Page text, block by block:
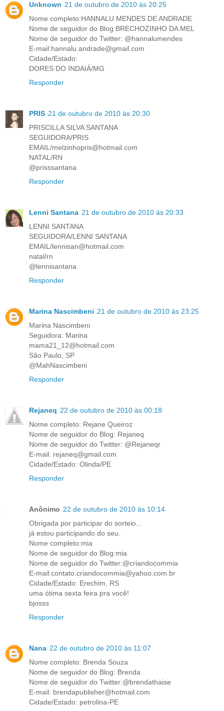
Unknown 21 de outubro de 2010 às 20:25
Nome completo:HANNALU MENDES DE ANDRADE
Nome de seguidor do Blog:BRECHOZINHO DA MEL
Nome de seguidor do Twitter: @hannalumendes
E-mail:hannalu.andrade@gmail.com
Cidade/Estado:
DORES DO INDAIÁ/MG
Responder
PRIS 21 de outubro de 2010 às 20:30
PRISCILLA SILVA SANTANA
SEGUIDORA/PRIS
EMAIL/melzinhopris@hotmail.com
NATAL/RN
@prisssantana
Responder
Lenni Santana 21 de outubro de 2010 às 20:33
LENNI SANTANA
SEGUIDORA/LENNI SANTANA
EMAIL/lennisan@hotmail.com
natal/rn
@lennisantana
Responder
Marina Nascimbeni 21 de outubro de 2010 às 23:25
Marina Nascimbeni
Seguidora: Marina
mama21_12@hotmail.com
São Paulo, SP
@MahNascimbeni
Responder
Rejaneq 22 de outubro de 2010 às 00:18
Nome completo: Rejane Queiroz
Nome de seguidor do Blog: Rejaneq
Nome de seguidor do Twitter: @Rejaneqr
E-mail: rejaneq@gmail.com
Cidade/Estado: Olinda/PE
Responder
Anônimo 22 de outubro de 2010 às 10:14
Obrigada por participar do sorteio...
já estou participando do seu.
Nome completo:mia
Nome de seguidor do Blog:mia
Nome de seguidor do Twitter:@criandocommia
E-mail:contato.criandocommia@yahoo.com.br
Cidade/Estado: Erechim, RS
uma ótima sexta feira pra você!
bjosss
Responder
Nana 22 de outubro de 2010 às 11:07
Nome completo: Brenda Souza
Nome de seguidor do Blog: Brenda
Nome de seguidor do Twitter:@brendathaise
E-mail: brendapublisher@hotmail.com
Cidade/Estado: petrolina-PE